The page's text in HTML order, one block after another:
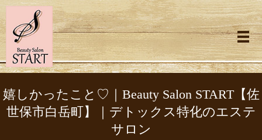
メ
嬉しかったこと♡｜Beauty Salon START【佐
世保市白岳町】｜デトックス特化のエステ
サロン